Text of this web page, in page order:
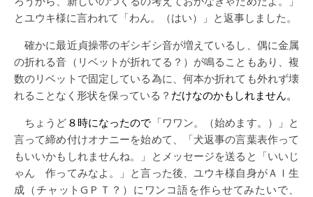
とユウキ様に言われて「わん。（はい）」と返事しました。
確かに最近貞操帯のギシギシ音が増えているし、偶に金属
の折れる音（リベットが折れてる？）が鳴ることもあり、複
数のリベットで固定している為に、何本か折れても外れず壊
れることなく形状を保っている？ だけなのかもしれません。
ちょうど ８時になったので 「ワワン。（始めます。）」と
言って締め付けオナニーを始めて、「犬返事の言葉表作って
もいいかもしれませんね。」とメッセージを送ると「いいじ
ゃん 作ってみなよ。」と言った後、ユウキ様自身がＡＩ生
成（チャットGＰＴ？）にワンコ語を作らせてみたいで、